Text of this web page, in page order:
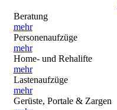
Beratung
mehr
Personenaufzüge
mehr
Home- und Rehalifte
mehr
Lastenaufzüge
mehr
Gerüste, Portale & Zargen